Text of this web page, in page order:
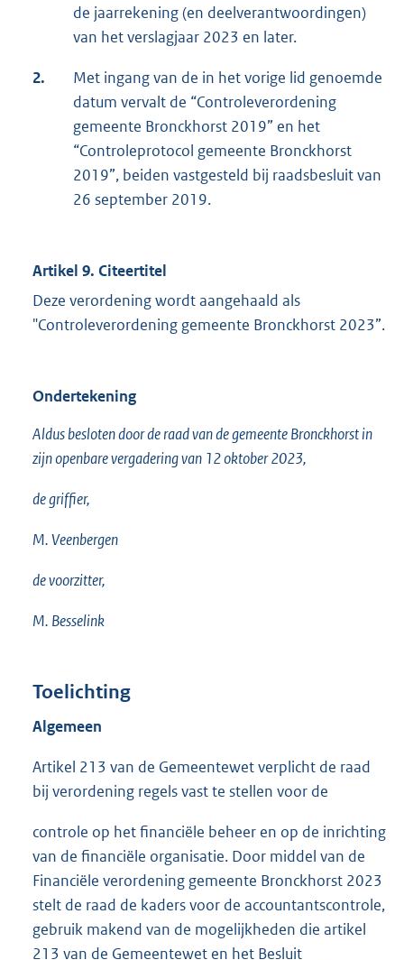
de jaarrekening (en deelverantwoordingen)
van het verslagjaar 2023 en later.
2.
Met ingang van de in het vorige lid genoemde
datum vervalt de “Controleverordening
gemeente Bronckhorst 2019” en het
“Controleprotocol gemeente Bronckhorst
2019”, beiden vastgesteld bij raadsbesluit van
26 september 2019.
Artikel 9. Citeertitel
Deze verordening wordt aangehaald als
"Controleverordening gemeente Bronckhorst 2023”.
Ondertekening
Aldus besloten door de raad van de gemeente Bronckhorst in
zijn openbare vergadering van 12 oktober 2023,
de griffier,
M. Veenbergen
de voorzitter,
M. Besselink
Toelichting
Algemeen
Artikel 213 van de Gemeentewet verplicht de raad
bij verordening regels vast te stellen voor de
controle op het financiële beheer en op de inrichting
van de financiële organisatie. Door middel van de
Financiële verordening gemeente Bronckhorst 2023
stelt de raad de kaders voor de accountantscontrole,
gebruik makend van de mogelijkheden die artikel
213 van de Gemeentewet en het Besluit